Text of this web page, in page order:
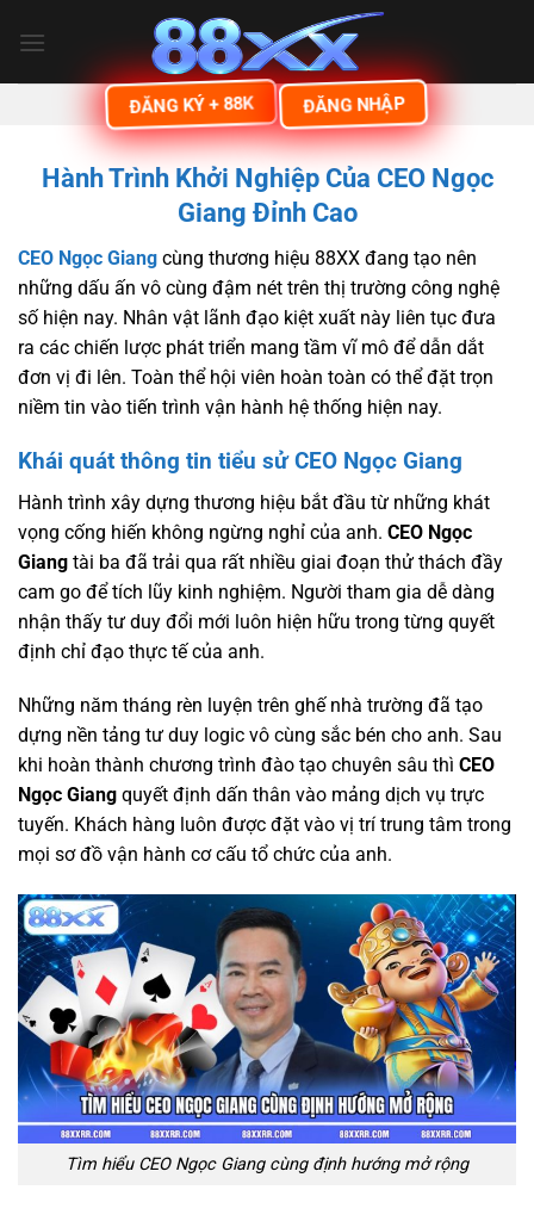
qua
ĐĂNG KÝ + 88K ĐĂNG NHẬP
Hành Trình Khởi Nghiệp Của CEO Ngọc
Giang Đỉnh Cao
CEO Ngọc Giang cùng thương hiệu 88XX đang tạo nên
những dấu ấn vô cùng đậm nét trên thị trường công nghệ
số hiện nay. Nhân vật lãnh đạo kiệt xuất này liên tục đưa
ra các chiến lược phát triển mang tầm vĩ mô để dẫn dắt
đơn vị đi lên. Toàn thể hội viên hoàn toàn có thể đặt trọn
niềm tin vào tiến trình vận hành hệ thống hiện nay.
Khái quát thông tin tiểu sử CEO Ngọc Giang
Hành trình xây dựng thương hiệu bắt đầu từ những khát
vọng cống hiến không ngừng nghỉ của anh. CEO Ngọc
Giang tài ba đã trải qua rất nhiều giai đoạn thử thách đầy
cam go để tích lũy kinh nghiệm. Người tham gia dễ dàng
nhận thấy tư duy đổi mới luôn hiện hữu trong từng quyết
định chỉ đạo thực tế của anh.
Những năm tháng rèn luyện trên ghế nhà trường đã tạo
dựng nền tảng tư duy logic vô cùng sắc bén cho anh. Sau
khi hoàn thành chương trình đào tạo chuyên sâu thì CEO
Ngọc Giang quyết định dấn thân vào mảng dịch vụ trực
tuyến. Khách hàng luôn được đặt vào vị trí trung tâm trong
mọi sơ đồ vận hành cơ cấu tổ chức của anh.
Tìm hiểu CEO Ngọc Giang cùng định hướng mở rộng